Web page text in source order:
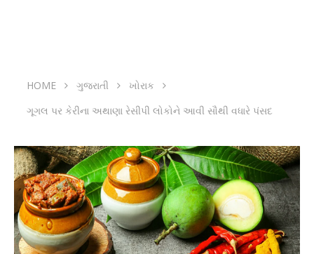
HOME ગુજરાતી
ખોરાક
ગૂગલ પર કેરીના અથાણા રેસીપી લોકોને આવી સૌથી વધારે પંસદ